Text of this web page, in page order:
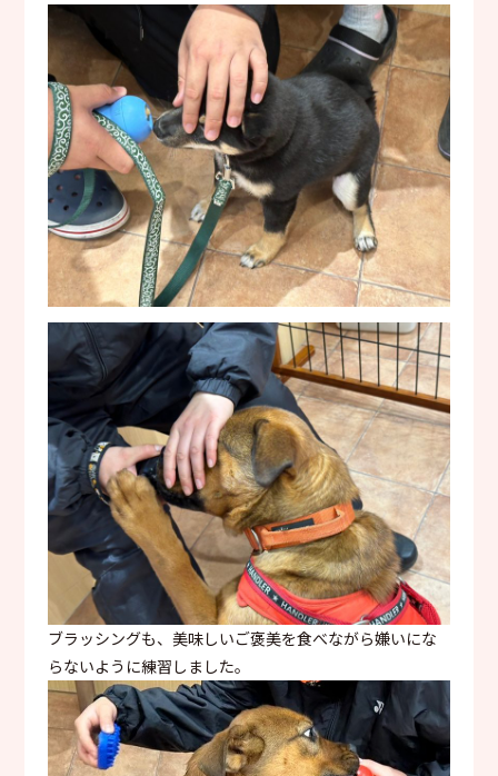
ブラッシングも、美味しいご褒美を食べながら嫌いにな
らないように練習しました。